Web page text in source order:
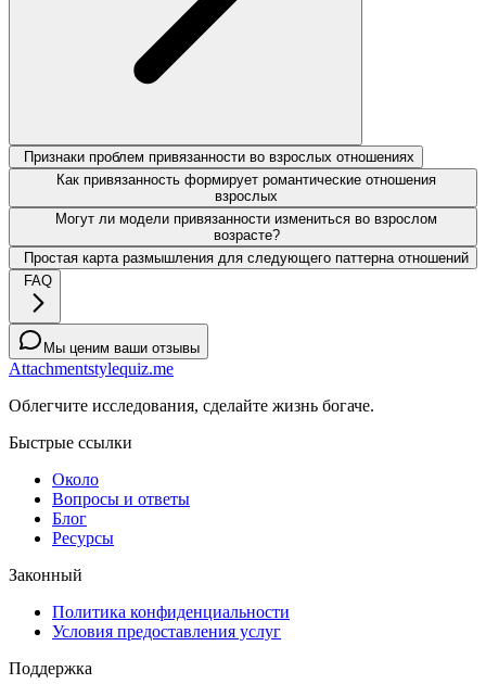
Признаки проблем привязанности во взрослых отношениях
Как привязанность формирует романтические отношения
взрослых
Могут ли модели привязанности измениться во взрослом
возрасте?
Простая карта размышления для следующего паттерна отношений
FAQ
Мы ценим ваши отзывы
Attachmentstylequiz.me
Облегчите исследования, сделайте жизнь богаче.
Быстрые ссылки
Около
Вопросы и ответы
Блог
Ресурсы
Законный
Политика конфиденциальности
Условия предоставления услуг
Поддержка